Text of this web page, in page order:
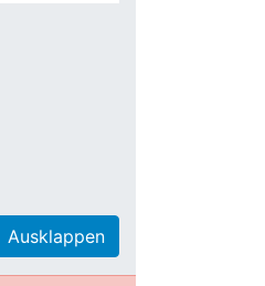
Ausklappen